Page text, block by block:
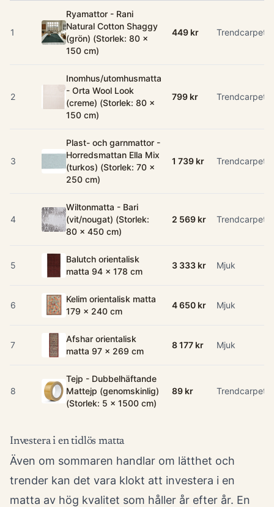
1
Ryamattor - Rani
Natural Cotton Shaggy
(grön) (Storlek: 80 x
150 cm)
449 kr Trendcarpet
2
Inomhus/utomhusmatta
- Orta Wool Look
(creme) (Storlek: 80 x
150 cm)
799 kr Trendcarpet
3
Plast- och garnmattor -
Horredsmattan Ella Mix
(turkos) (Storlek: 70 x
250 cm)
1 739 kr Trendcarpet
4
Wiltonmatta - Bari
(vit/nougat) (Storlek:
80 x 450 cm)
2 569 kr Trendcarpet
5
Balutch orientalisk
matta 94 x 178 cm
3 333 kr Mjuk
6
Kelim orientalisk matta
179 x 240 cm
4 650 kr Mjuk
7
Afshar orientalisk
matta 97 x 269 cm
8 177 kr Mjuk
8
Tejp - Dubbelhäftande
Mattejp (genomskinlig)
(Storlek: 5 x 1500 cm)
89 kr Trendcarpet
Investera i en tidlös matta
Även om sommaren handlar om lätthet och
trender kan det vara klokt att investera i en
matta av hög kvalitet som håller år efter år. En